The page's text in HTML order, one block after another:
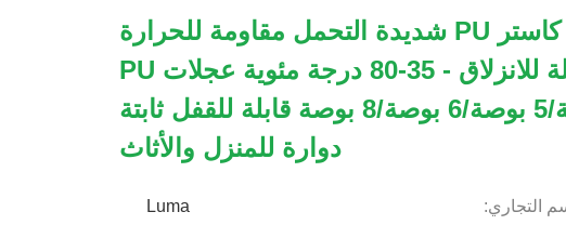
عجلات كاستر PU شديدة التحمل مقاومة للحرارة
وغير قابلة للانزلاق - 35-80 درجة مئوية عجلات PU
4 بوصة/5 بوصة/6 بوصة/8 بوصة قابلة للقفل ثابتة
دوارة للمنزل والأثاث
التجاري: Luma